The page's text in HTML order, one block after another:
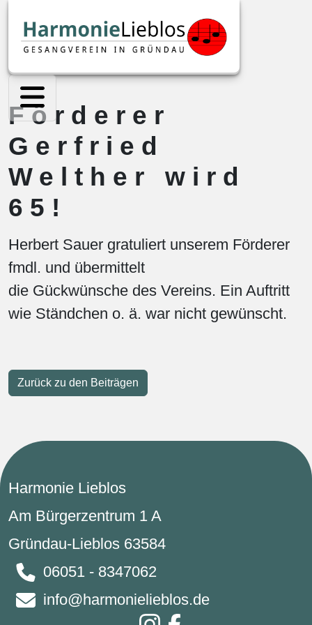
Förderer
Gerfried
Welther wird
65!
Herbert Sauer gratuliert unserem Förderer
fmdl. und übermittelt
die Gückwünsche des Vereins. Ein Auftritt
wie Ständchen o. ä. war nicht gewünscht.
Zurück zu den Beiträgen
Harmonie Lieblos
Am Bürgerzentrum 1 A
Gründau-Lieblos 63584
06051 - 8347062
info@harmonielieblos.de